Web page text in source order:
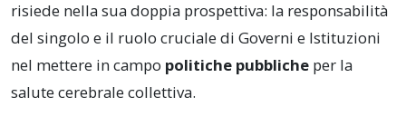
risiede nella sua doppia prospettiva: la responsabilità
del singolo e il ruolo cruciale di Governi e Istituzioni
nel mettere in campo politiche pubbliche per la
salute cerebrale collettiva.